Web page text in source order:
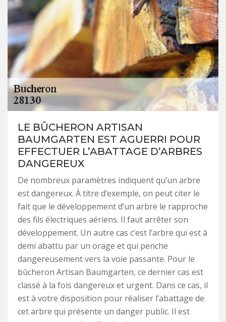
LE BÛCHERON ARTISAN
BAUMGARTEN EST AGUERRI POUR
EFFECTUER L’ABATTAGE D’ARBRES
DANGEREUX
De nombreux paramètres indiquent qu’un arbre
est dangereux. À titre d’exemple, on peut citer le
fait que le développement d’un arbre le rapproche
des fils électriques aériens. Il faut arrêter son
développement. Un autre cas c’est l’arbre qui est à
demi abattu par un orage et qui penche
dangereusement vers la voie passante. Pour le
bûcheron Artisan Baumgarten, ce dernier cas est
classé à la fois dangereux et urgent. Dans ce cas, il
est à votre disposition pour réaliser l’abattage de
cet arbre qui présente un danger public. Il est